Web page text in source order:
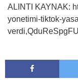
ALINTI KAYNAK:
yonetimi-tiktok-